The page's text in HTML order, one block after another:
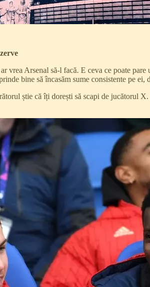
ar vrea Arsenal să-l facă. E ceva ce poate
bine să încasăm sume consistente pe ei,
știe că îți dorești să scapi de jucătorul